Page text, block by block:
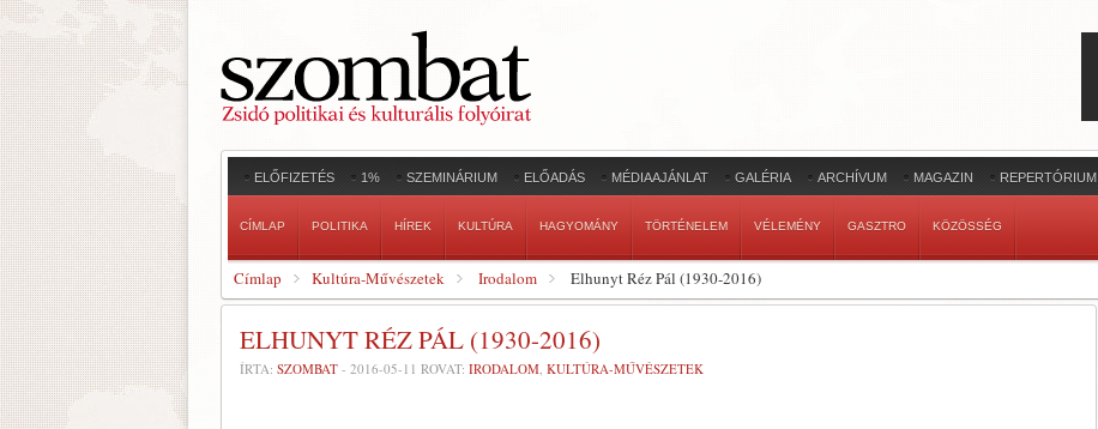
ELŐFIZETÉS 1% SZEMINÁRIUM ELŐADÁS MÉDIAAJÁNLAT GALÉRIA ARCHÍVUM MAGAZIN REPERTÓRIUM
CÍMLAP POLITIKA HÍREK KULTÚRA HAGYOMÁNY TÖRTÉNELEM VÉLEMÉNY GASZTRO KÖZÖSSÉG
Címlap Kultúra-Művészetek Irodalom Elhunyt Réz Pál (1930-2016)
ELHUNYT RÉZ PÁL (1930-2016)
ÍRTA: SZOMBAT - 2016-05-11 ROVAT: IRODALOM, KULTÚRA-MŰVÉSZETEK